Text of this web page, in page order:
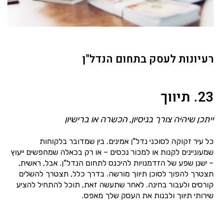
רעיונות לעסק בתחום הנדל"ן
23. תיווך
ייתכן שיהיה צורך בניסיון, הכשרה או ברישיון
כל עיר זקוקה לסוכני נדל"ן אמינים. בין שמדובר בלקוחות
שמעוניינים לקנות או למכור נכסים – או רק בכאלה שמחפשים ייעוץ
– ישנן שפע של הזדמנויות להיכנס לתחום הנדל"ן. אבל, ראשית,
תצטרך להפוך לסוכן תיווך מורשה. בדרך כלל, תצטרך להשלים
קורסים ולעבור בחינה. לאחר שתעשה זאת, תוכל להתחיל להציע
שירותי תיווך ולבנות את העסק שלך מאפס.